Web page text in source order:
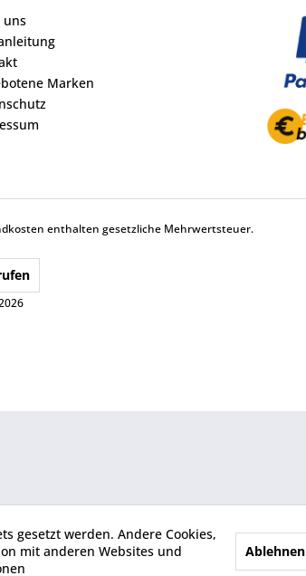
uns
Marken
enthalten gesetzliche Mehrwertsteuer.
gesetzt werden. Andere Cookies,
mit anderen Websites und
Ablehnen